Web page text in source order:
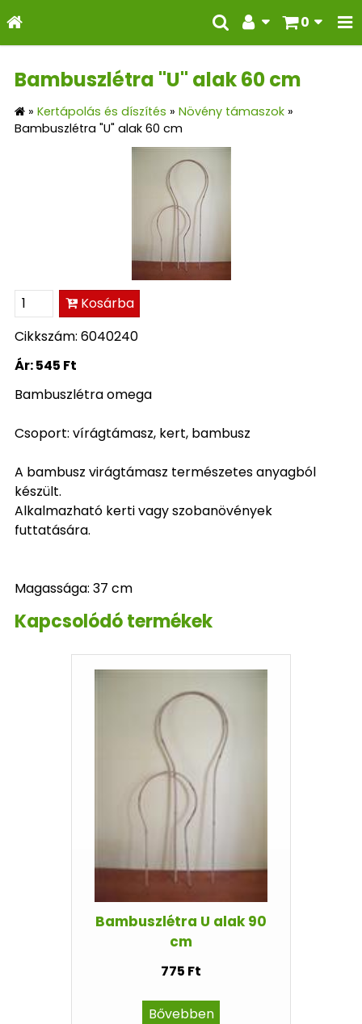
0
Bambuszlétra "U" alak 60 cm
» Kertápolás és díszítés » Növény támaszok »
Bambuszlétra "U" alak 60 cm
Kosárba
Cikkszám: 6040240
Ár:545 Ft
Bambuszlétra omega
Csoport: vírágtámasz, kert, bambusz
A bambusz virágtámasz természetes anyagból
készült.
Alkalmazható kerti vagy szobanövények
futtatására.
Magassága: 37 cm
Kapcsolódó termékek
Bambuszlétra U alak 90
cm
775 Ft
Bővebben